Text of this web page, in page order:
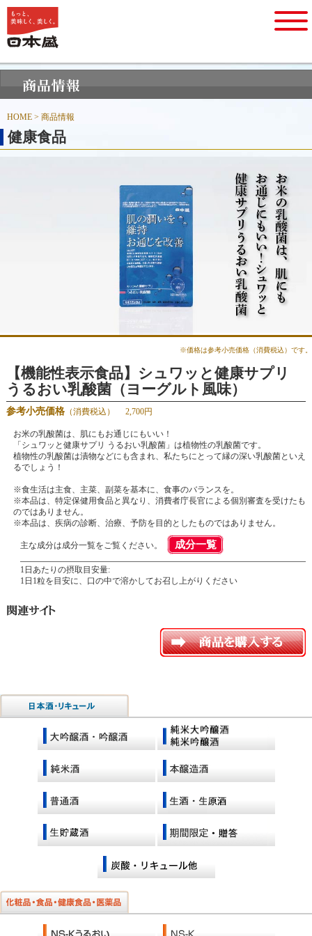
HOME > 商品情報
健康食品
※価格は参考小売価格（消費税込）です。
【機能性表示食品】シュワッと健康サプリ
うるおい乳酸菌（ヨーグルト風味）
参考小売価格（消費税込） 2,700円
お米の乳酸菌は、肌にもお通じにもいい！
「シュワッと健康サプリ うるおい乳酸菌」は植物性の乳酸菌です。
植物性の乳酸菌は漬物などにも含まれ、私たちにとって縁の深い乳酸菌といえ
るでしょう！
※食生活は主食、主菜、副菜を基本に、食事のバランスを。
※本品は、特定保健用食品と異なり、消費者庁長官による個別審査を受けたも
のではありません。
※本品は、疾病の診断、治療、予防を目的としたものではありません。
主な成分は成分一覧をご覧ください。 成分一覧
1日あたりの摂取目安量:
1日1粒を目安に、口の中で溶かしてお召し上がりください